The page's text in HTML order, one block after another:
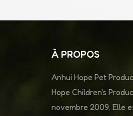
À PROPOS
Anhui Hope Pet
Hope Children's
novembre 2009. Elle